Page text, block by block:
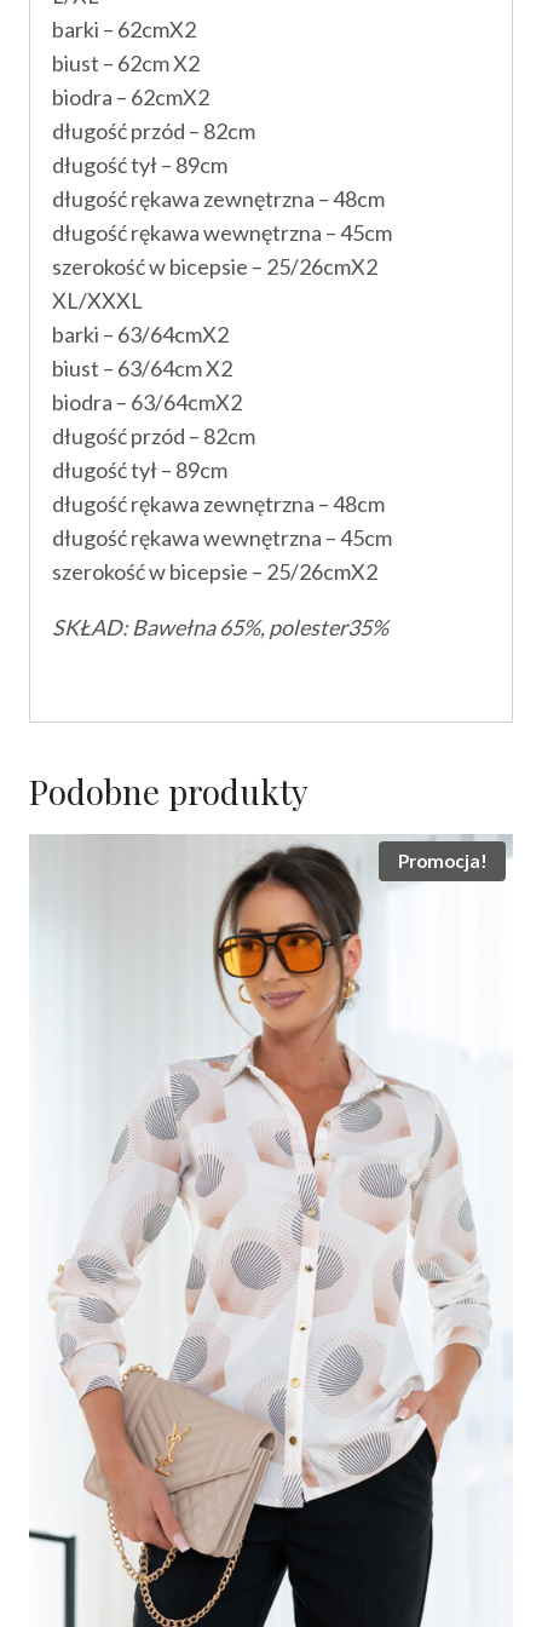
barki – 62cmX2
biust – 62cm X2
biodra – 62cmX2
długość przód – 82cm
długość tył – 89cm
długość rękawa zewnętrzna – 48cm
długość rękawa wewnętrzna – 45cm
szerokość w bicepsie – 25/26cmX2
XL/XXXL
barki – 63/64cmX2
biust – 63/64cm X2
biodra – 63/64cmX2
długość przód – 82cm
długość tył – 89cm
długość rękawa zewnętrzna – 48cm
długość rękawa wewnętrzna – 45cm
szerokość w bicepsie – 25/26cmX2
SKŁAD:Bawełna 65%, polester35%
Podobne produkty
Promocja!